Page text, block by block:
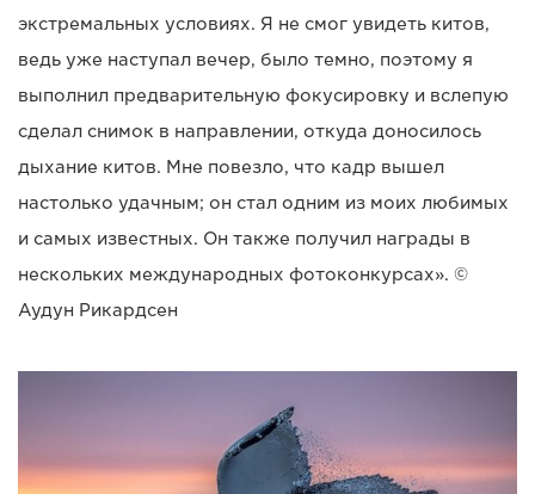
экстремальных условиях. Я не смог увидеть китов,
ведь уже наступал вечер, было темно, поэтому я
выполнил предварительную фокусировку и вслепую
сделал снимок в направлении, откуда доносилось
дыхание китов. Мне повезло, что кадр вышел
настолько удачным; он стал одним из моих любимых
и самых известных. Он также получил награды в
нескольких международных фотоконкурсах». ©
Аудун Рикардсен